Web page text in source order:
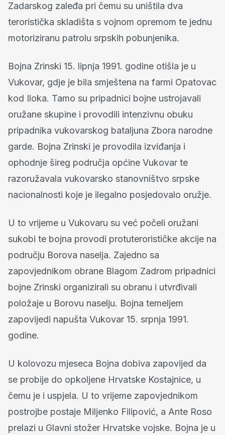
Zadarskog zaleđa pri čemu su uništila dva
teroristička skladišta s vojnom opremom te jednu
motoriziranu patrolu srpskih pobunjenika.
Bojna Zrinski 15. lipnja 1991. godine otišla je u
Vukovar, gdje je bila smještena na farmi Opatovac
kod Iloka. Tamo su pripadnici bojne ustrojavali
oružane skupine i provodili intenzivnu obuku
pripadnika vukovarskog bataljuna Zbora narodne
garde. Bojna Zrinski je provodila izviđanja i
ophodnje šireg područja općine Vukovar te
razoružavala vukovarsko stanovništvo srpske
nacionalnosti koje je ilegalno posjedovalo oružje.
U to vrijeme u Vukovaru su već počeli oružani
sukobi te bojna provodi protuterorističke akcije na
području Borova naselja. Zajedno sa
zapovjednikom obrane Blagom Zadrom pripadnici
bojne Zrinski organizirali su obranu i utvrđivali
položaje u Borovu naselju. Bojna temeljem
zapovijedi napušta Vukovar 15. srpnja 1991.
godine.
U kolovozu mjeseca Bojna dobiva zapovijed da
se probije do opkoljene Hrvatske Kostajnice, u
čemu je i uspjela. U to vrijeme zapovjednikom
postrojbe postaje Miljenko Filipović, a Ante Roso
prelazi u Glavni stožer Hrvatske vojske. Bojna je u